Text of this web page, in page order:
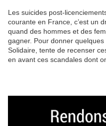
Les suicides post-
courante en France, c’est un
quand des hommes et des
gagner. Pour donner
Solidaire, tente de recenser
en avant ces scandales dont